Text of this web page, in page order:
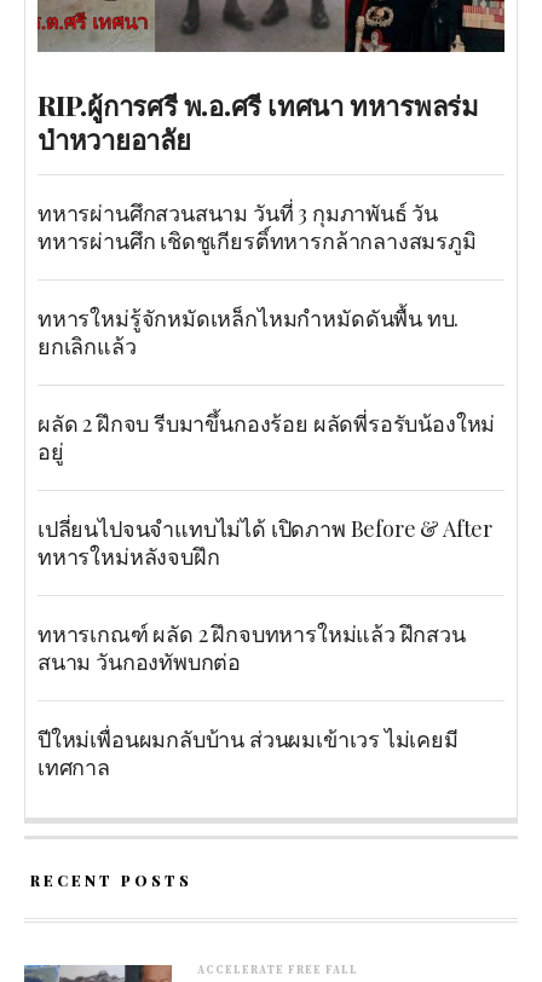
RIP.ผู้การศรี พ.อ.ศรี เทศนา ทหารพลร่ม
ป่าหวายอาลัย
ทหารผ่านศึกสวนสนาม วันที่ 3 กุมภาพันธ์ วัน
ทหารผ่านศึก เชิดชูเกียรติ์ทหารกล้ากลางสมรภูมิ
ทหารใหม่รู้จักหมัดเหล็กไหมกำหมัดดันพื้น ทบ.
ยกเลิกแล้ว
ผลัด 2 ฝึกจบ รีบมาขึ้นกองร้อย ผลัดพี่รอรับน้องใหม่
อยู่
เปลี่ยนไปจนจำแทบไม่ได้ เปิดภาพ Before & After
ทหารใหม่หลังจบฝึก
ทหารเกณฑ์ ผลัด 2 ฝึกจบทหารใหม่แล้ว ฝึกสวน
สนาม วันกองทัพบกต่อ
ปีใหม่เพื่อนผมกลับบ้าน ส่วนผมเข้าเวร ไม่เคยมี
เทศกาล
RECENT POSTS
ACCELERATE FREE FALL